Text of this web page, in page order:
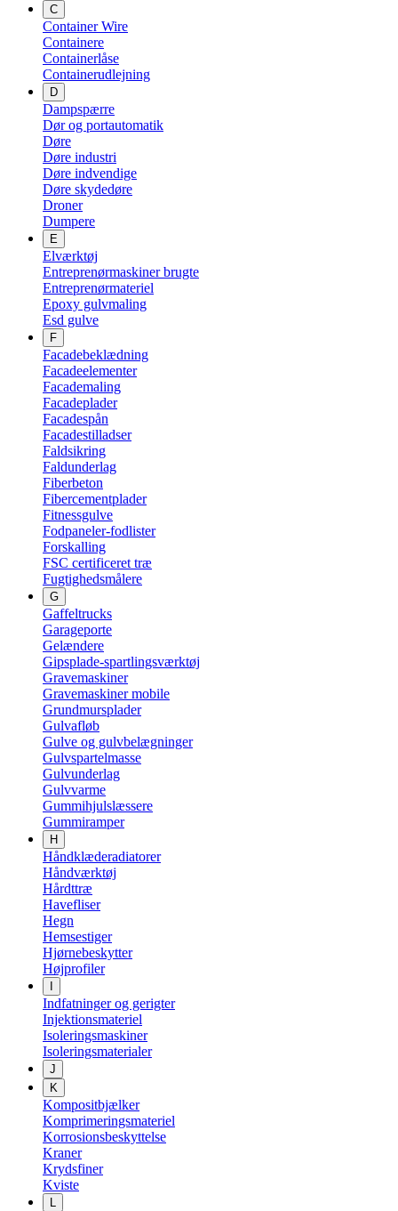
C
Container Wire
Containere
Containerlåse
Containerudlejning
D
Dampspærre
Dør og portautomatik
Døre
Døre industri
Døre indvendige
Døre skydedøre
Droner
Dumpere
E
Elværktøj
Entreprenørmaskiner brugte
Entreprenørmateriel
Epoxy gulvmaling
Esd gulve
F
Facadebeklædning
Facadeelementer
Facademaling
Facadeplader
Facadespån
Facadestilladser
Faldsikring
Faldunderlag
Fiberbeton
Fibercementplader
Fitnessgulve
Fodpaneler-fodlister
Forskalling
FSC certificeret træ
Fugtighedsmålere
G
Gaffeltrucks
Garageporte
Gelændere
Gipsplade-spartlingsværktøj
Gravemaskiner
Gravemaskiner mobile
Grundmursplader
Gulvafløb
Gulve og gulvbelægninger
Gulvspartelmasse
Gulvunderlag
Gulvvarme
Gummihjulslæssere
Gummiramper
H
Håndklæderadiatorer
Håndværktøj
Hårdttræ
Havefliser
Hegn
Hemsestiger
Hjørnebeskytter
Højprofiler
Indfatninger og gerigter
Injektionsmateriel
Isoleringsmaskiner
Isoleringsmaterialer
J
K
Kompositbjælker
Komprimeringsmateriel
Korrosionsbeskyttelse
Kraner
Krydsfiner
Kviste
L